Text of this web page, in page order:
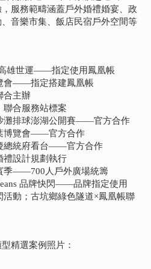
服務範疇涵蓋戶外婚禮婚宴、政
音樂市集、飯店民宿戶外空間等
雄世運——指定使用鳳凰帳
會——指定搭建鳳凰帳
合主辦
聯合服務站標案
灘排球澎湖公開賽——官方合作
博覽會——官方合作
總統府看台——官方合作
禮設計規劃執行
季——700人戶外廣場統籌
品牌快閃——品牌指定使用
活動；古坑鄉綠色隧道×鳳凰帳聯
精選案例照片：